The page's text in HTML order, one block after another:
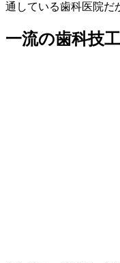
通している歯科医院だ
一流の歯科技